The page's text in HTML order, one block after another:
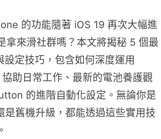
的功能隨著 iOS 19 再次大幅進
拿來滑社群嗎？本文將揭秘 5 個最
定技巧，包含如何深度運用
助日常工作、最新的電池養護觀
的進階自動化設定。無論你是
是舊機升級，都能透過這些實用技